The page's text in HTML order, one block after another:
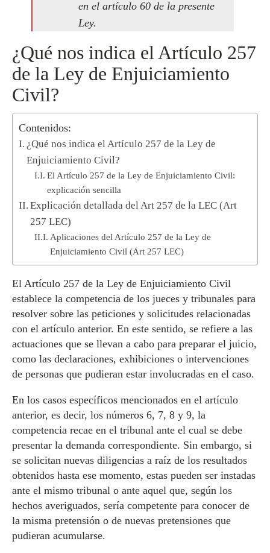
en el artículo 60 de la presente
Ley.
¿Qué nos indica el Artículo 257
de la Ley de Enjuiciamiento
Civil?
Contenidos:
¿Qué nos indica el Artículo 257 de la Ley de
Enjuiciamiento Civil?
El Artículo 257 de la Ley de Enjuiciamiento Civil:
explicación sencilla
Explicación detallada del Art 257 de la LEC (Art
257 LEC)
Aplicaciones del Artículo 257 de la Ley de
Enjuiciamiento Civil (Art 257 LEC)
El Artículo 257 de la Ley de Enjuiciamiento Civil
establece la competencia de los jueces y tribunales para
resolver sobre las peticiones y solicitudes relacionadas
con el artículo anterior. En este sentido, se refiere a las
actuaciones que se llevan a cabo para preparar el juicio,
como las declaraciones, exhibiciones o intervenciones
de personas que pudieran estar involucradas en el caso.
En los casos específicos mencionados en el artículo
anterior, es decir, los números 6, 7, 8 y 9, la
competencia recae en el tribunal ante el cual se debe
presentar la demanda correspondiente. Sin embargo, si
se solicitan nuevas diligencias a raíz de los resultados
obtenidos hasta ese momento, estas pueden ser instadas
ante el mismo tribunal o ante aquel que, según los
hechos averiguados, sería competente para conocer de
la misma pretensión o de nuevas pretensiones que
pudieran acumularse.